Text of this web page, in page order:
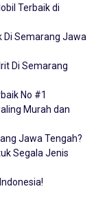
Terbaik di
Di Semarang Jawa
Di Semarang
No #1
Murah dan
Jawa Tengah?
Segala Jenis